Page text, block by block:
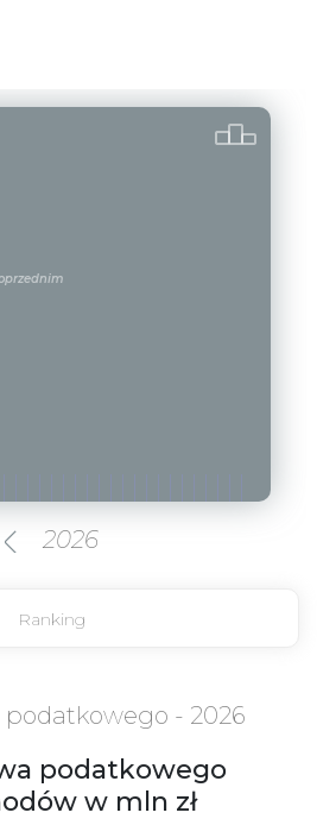
Ranking
- 2026
podatkowego
w mln zł